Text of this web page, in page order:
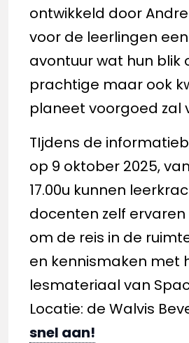
ontwikkeld door
voor de leerlingen
avontuur wat hun blik
prachtige maar ook
planeet voorgoed zal
TIjdens de
op 9 oktober 2025,
17.00u kunnen
docenten zelf ervaren
om de reis in de
en kennismaken met
lesmateriaal van
Locatie: de Walvis
snel aan!